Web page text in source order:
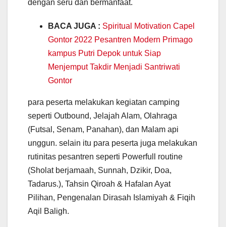
dengan seru dan bermanfaat.
BACA JUGA : Spiritual Motivation Capel
Gontor 2022 Pesantren Modern Primago
kampus Putri Depok untuk Siap
Menjemput Takdir Menjadi Santriwati
Gontor
para peserta melakukan kegiatan camping
seperti Outbound, Jelajah Alam, Olahraga
(Futsal, Senam, Panahan), dan Malam api
unggun. selain itu para peserta juga melakukan
rutinitas pesantren seperti Powerfull routine
(Sholat berjamaah, Sunnah, Dzikir, Doa,
Tadarus.), Tahsin Qiroah & Hafalan Ayat
Pilihan, Pengenalan Dirasah Islamiyah & Fiqih
Aqil Baligh.